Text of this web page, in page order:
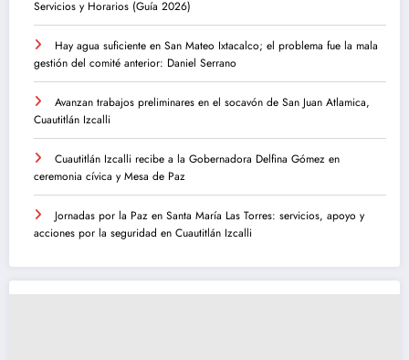
Servicios y Horarios (Guía 2026)
Hay agua suficiente en San Mateo Ixtacalco; el problema fue la mala
gestión del comité anterior: Daniel Serrano
Avanzan trabajos preliminares en el socavón de San Juan Atlamica,
Cuautitlán Izcalli
Cuautitlán Izcalli recibe a la Gobernadora Delfina Gómez en
ceremonia cívica y Mesa de Paz
Jornadas por la Paz en Santa María Las Torres: servicios, apoyo y
acciones por la seguridad en Cuautitlán Izcalli